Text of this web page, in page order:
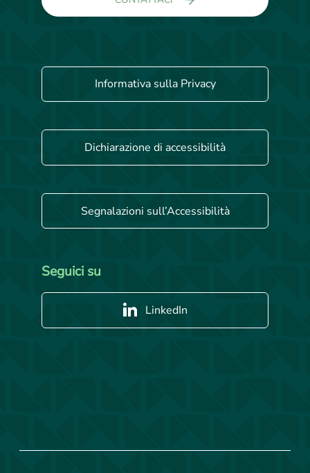
Informativa sulla Privacy
Dichiarazione di accessibilità
Segnalazioni sull’Accessibilità
Seguici su
LinkedIn